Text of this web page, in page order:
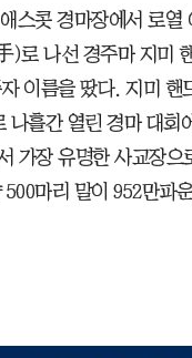
스콧 경마장에서 로열
)로 나선 경주마 지미
이름을 땄다. 지미 핸
나흘간 열린 경마 대회
가장 유명한 사교장
마리 말이 952만파